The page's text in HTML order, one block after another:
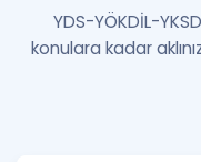
Kitaplar ve
YDS-YÖKDİL-
konulara kadar